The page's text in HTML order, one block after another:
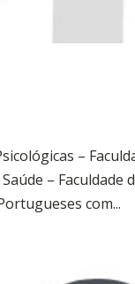
–
–
com...